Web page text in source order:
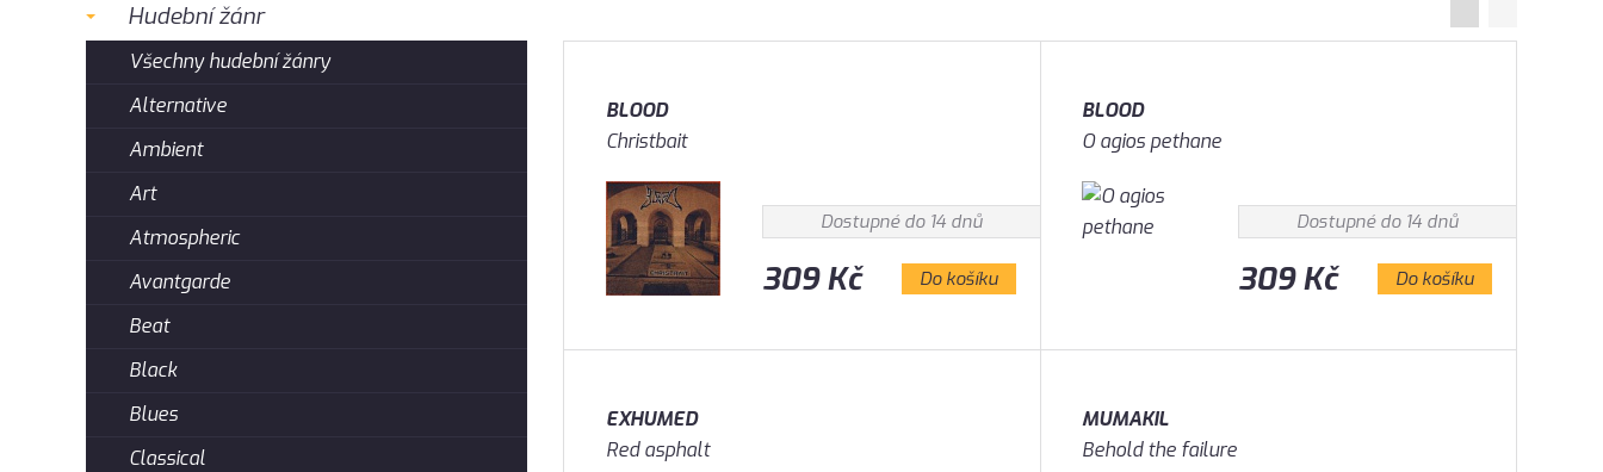
Hudební žánr
Všechny hudební žánry
Alternative
Ambient
Art
Atmospheric
Avantgarde
Beat
Black
Blues
Classical
BLOOD
Christbait
Dostupné do 14 dnů
309 Kč Do košíku
BLOOD
O agios pethane
Dostupné do 14 dnů
309 Kč Do košíku
EXHUMED
Red asphalt
MUMAKIL
Behold the failure